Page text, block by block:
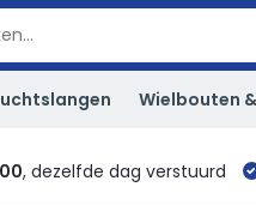
Wielbouten
, dezelfde dag verstuurd